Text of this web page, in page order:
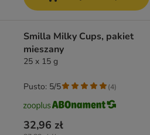
Smilla Milky Cups, pakiet
mieszany
25 x 15 g
32,96 zł
Pusto: 5/5 (4)